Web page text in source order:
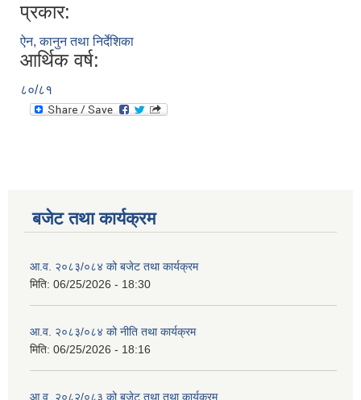
प्रकार:
ऐन, कानुन तथा निर्देशिका
आर्थिक वर्ष:
८०/८१
बजेट तथा कार्यक्रम
आ.व. २०८३/०८४ को बजेट तथा कार्यक्रम
मिति: 06/25/2026 - 18:30
आ.व. २०८३/०८४ को नीति तथा कार्यक्रम
मिति: 06/25/2026 - 18:16
आ.व. २०८२/०८३ को बजेट तथा तथा कार्यक्रम